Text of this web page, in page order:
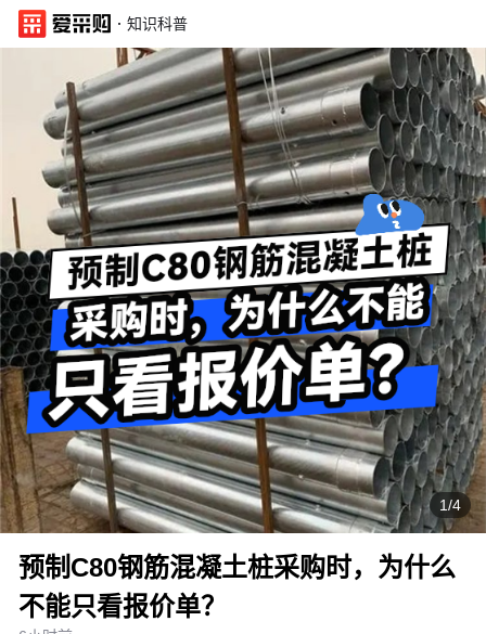
· 知识科普
1/4
预制C80钢筋混凝土桩采购时，为什么
不能只看报价单？